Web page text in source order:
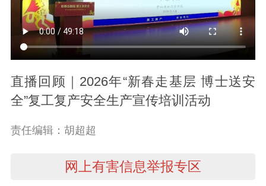
直播回顾｜2026年“新春走基层 博士送安
全”复工复产安全生产宣传培训活动
责任编辑：胡超超
网上有害信息举报专区